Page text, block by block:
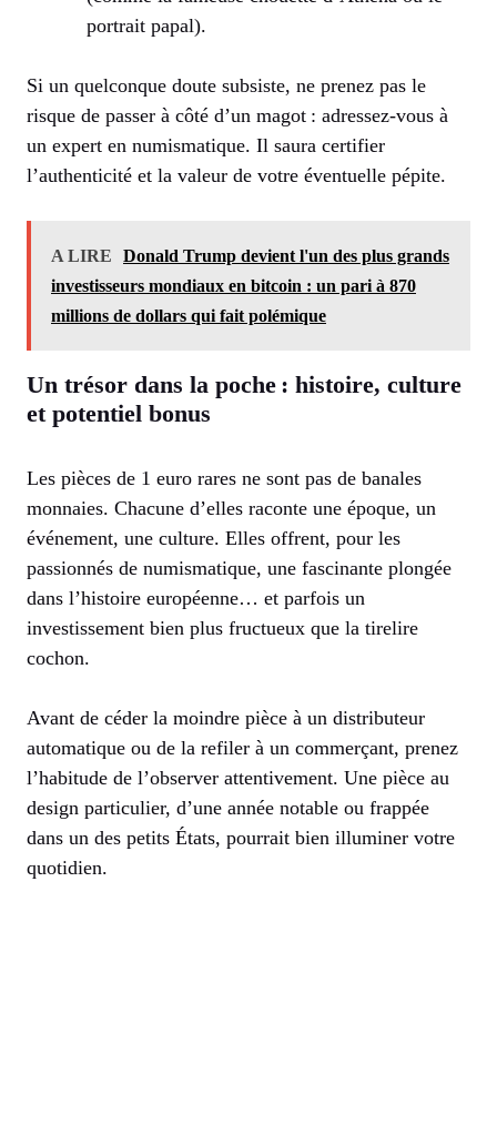
portrait papal).
Si un quelconque doute subsiste, ne prenez pas le
risque de passer à côté d’un magot : adressez-vous à
un expert en numismatique. Il saura certifier
l’authenticité et la valeur de votre éventuelle pépite.
A LIRE
Donald Trump devient l'un des plus grands
investisseurs mondiaux en bitcoin : un pari à 870
millions de dollars qui fait polémique
Un trésor dans la poche : histoire, culture
et potentiel bonus
Les pièces de 1 euro rares ne sont pas de banales
monnaies. Chacune d’elles raconte une époque, un
événement, une culture. Elles offrent, pour les
passionnés de numismatique, une fascinante plongée
dans l’histoire européenne… et parfois un
investissement bien plus fructueux que la tirelire
cochon.
Avant de céder la moindre pièce à un distributeur
automatique ou de la refiler à un commerçant, prenez
l’habitude de l’observer attentivement. Une pièce au
design particulier, d’une année notable ou frappée
dans un des petits États, pourrait bien illuminer votre
quotidien.